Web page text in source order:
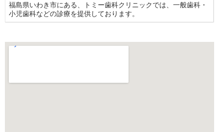
福島県いわき市にある、トミー歯科クリニックでは、一般歯科・
小児歯科などの診療を提供しております。